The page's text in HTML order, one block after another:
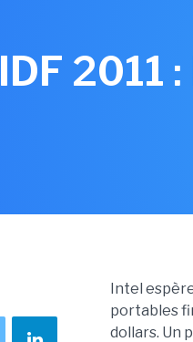
IDF 2011
Intel
portables
dollars. Un